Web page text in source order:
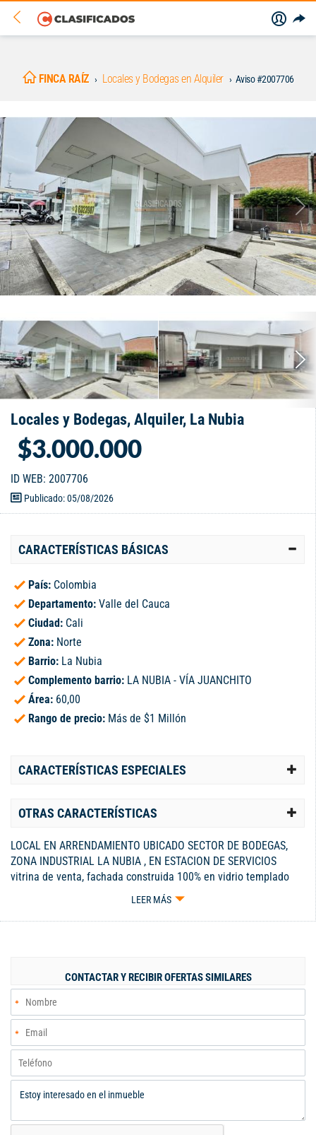
FINCA RAÍZ Locales y Bodegas en Alquiler Aviso #2007706
Locales y Bodegas, Alquiler, La Nubia
$3.000.000
ID WEB: 2007706
Publicado: 05/08/2026
CARACTERÍSTICAS BÁSICAS
País: Colombia
Departamento: Valle del Cauca
Ciudad: Cali
Zona: Norte
Barrio: La Nubia
Complemento barrio: LA NUBIA - VÍA JUANCHITO
Área: 60,00
Rango de precio: Más de $1 Millón
CARACTERÍSTICAS ESPECIALES
OTRAS CARACTERÍSTICAS
LOCAL EN ARRENDAMIENTO UBICADO SECTOR DE BODEGAS,
ZONA INDUSTRIAL LA NUBIA , EN ESTACION DE SERVICIOS
vitrina de venta, fachada construida 100% en vidrio templado
cuenta con un área construida de 60m2, pisos en porcelanato,
zona de parqueos de vehículos en frente. AABODEGAS S.A.S.
aabodegas@gmail.com
LEER MÁS
CONTACTAR Y RECIBIR OFERTAS SIMILARES